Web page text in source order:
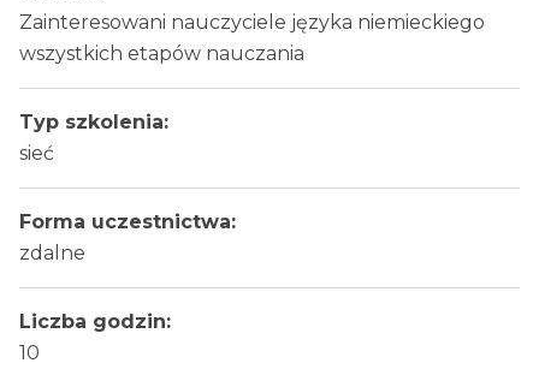
Zainteresowani nauczyciele języka niemieckiego
wszystkich etapów nauczania
Typ szkolenia:
sieć
Forma uczestnictwa:
zdalne
Liczba godzin:
10